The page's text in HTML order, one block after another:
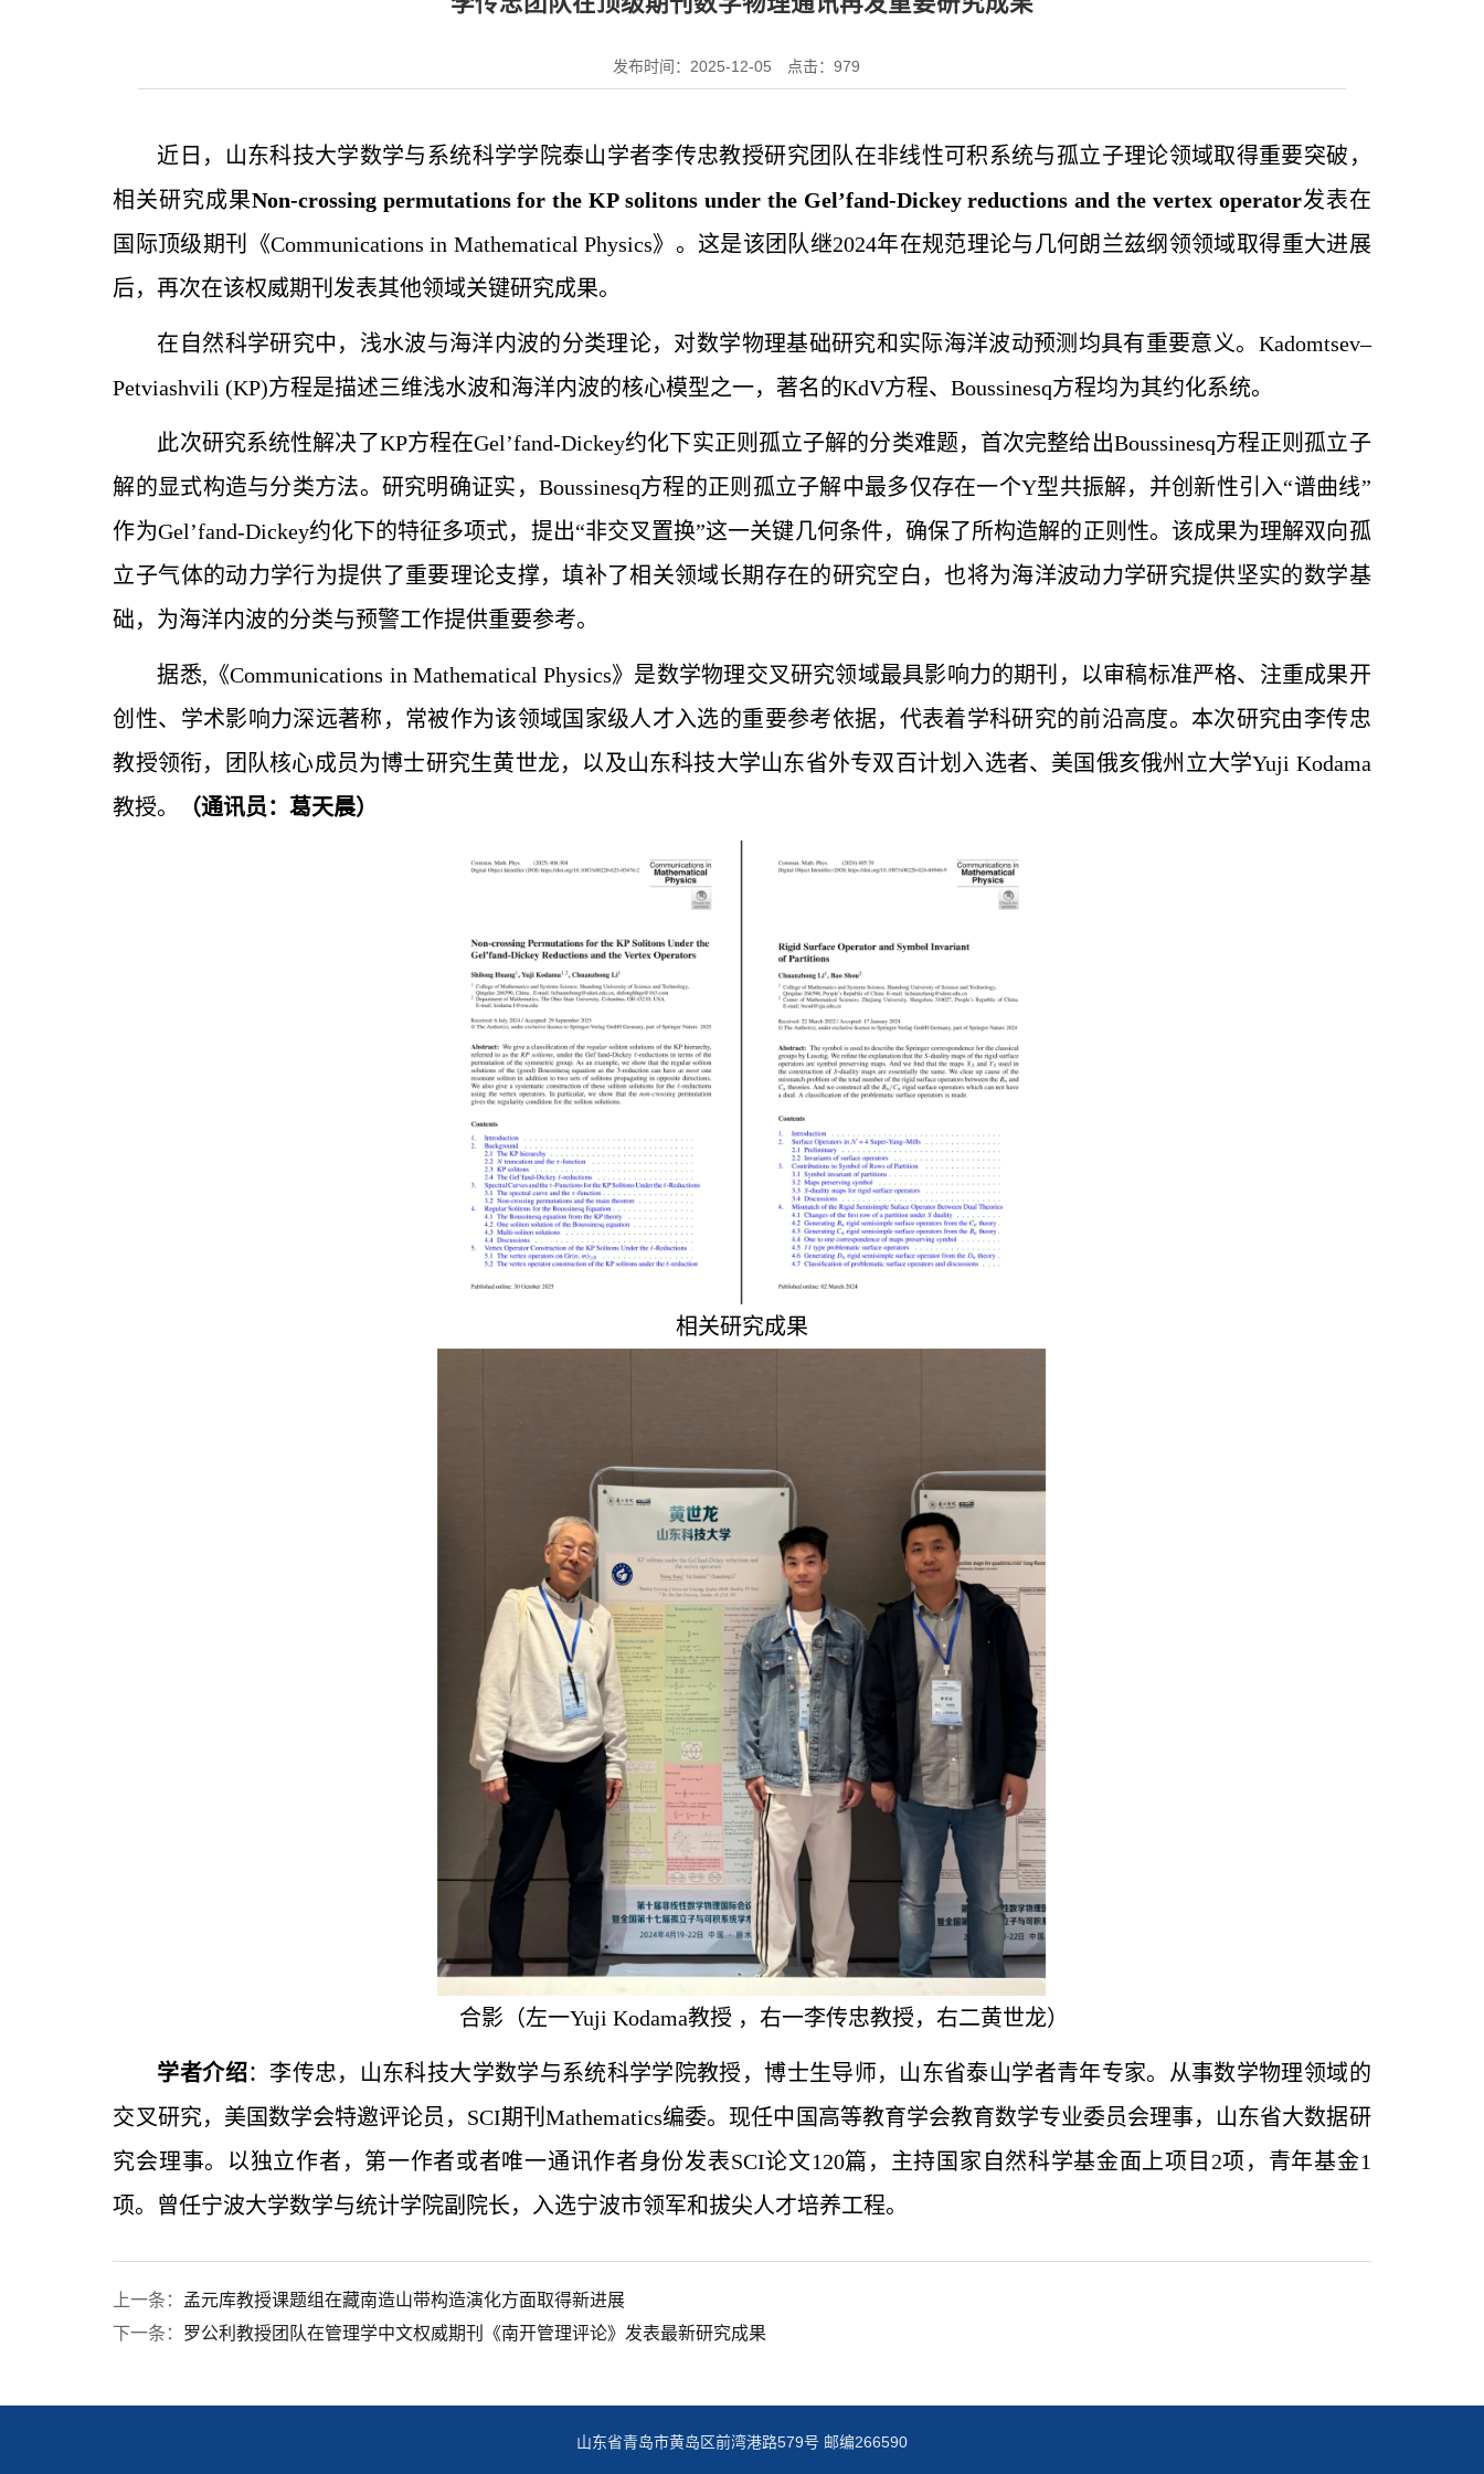
发布时间：2025-12-05 点击： 979
近日，山东科技大学数学与系统科学学院泰山学者李传忠教授研究团队在非线性可积系统与孤立子理论领域取得重要突破，
相关研究成果Non-crossing permutations for the KP solitons under the Gel’fand-Dickey reductions and the vertex operator发表在
国际顶级期刊《Communications in Mathematical Physics》。这是该团队继2024年在规范理论与几何朗兰兹纲领领域取得重大进展
后，再次在该权威期刊发表其他领域关键研究成果。
在自然科学研究中，浅水波与海洋内波的分类理论，对数学物理基础研究和实际海洋波动预测均具有重要意义。Kadomtsev–
Petviashvili (KP)方程是描述三维浅水波和海洋内波的核心模型之一，著名的KdV方程、Boussinesq方程均为其约化系统。
此次研究系统性解决了KP方程在Gel’fand-Dickey约化下实正则孤立子解的分类难题，首次完整给出Boussinesq方程正则孤立子
解的显式构造与分类方法。研究明确证实，Boussinesq方程的正则孤立子解中最多仅存在一个Y型共振解，并创新性引入“谱曲线”
作为Gel’fand-Dickey约化下的特征多项式，提出“非交叉置换”这一关键几何条件，确保了所构造解的正则性。该成果为理解双向孤
立子气体的动力学行为提供了重要理论支撑，填补了相关领域长期存在的研究空白，也将为海洋波动力学研究提供坚实的数学基
础，为海洋内波的分类与预警工作提供重要参考。
据悉,《Communications in Mathematical Physics》是数学物理交叉研究领域最具影响力的期刊，以审稿标准严格、注重成果开
创性、学术影响力深远著称，常被作为该领域国家级人才入选的重要参考依据，代表着学科研究的前沿高度。本次研究由李传忠
教授领衔，团队核心成员为博士研究生黄世龙，以及山东科技大学山东省外专双百计划入选者、美国俄亥俄州立大学Yuji Kodama
教授。
（通讯员：葛天晨）
相关研究成果
合影（左一Yuji Kodama教授 ，右一李传忠教授，右二黄世龙）
学者介绍：李传忠，山东科技大学数学与系统科学学院教授，博士生导师，山东省泰山学者青年专家。从事数学物理领域的
交叉研究，美国数学会特邀评论员，SCI期刊Mathematics编委。现任中国高等教育学会教育数学专业委员会理事，山东省大数据研
究会理事。以独立作者，第一作者或者唯一通讯作者身份发表SCI论文120篇，主持国家自然科学基金面上项目2项，青年基金1
项。曾任宁波大学数学与统计学院副院长，入选宁波市领军和拔尖人才培养工程。
上一条： 孟元库教授课题组在藏南造山带构造演化方面取得新进展
下一条： 罗公利教授团队在管理学中文权威期刊《南开管理评论》发表最新研究成果
山东省青岛市黄岛区前湾港路579号 邮编266590